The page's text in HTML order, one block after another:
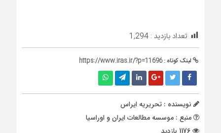
تعداد بازدید : 1,294
لینک کوتاه :https://www.iras.ir/?p=11696
نویسنده : تحریریه ایراس
منبع : موسسه مطالعات ایران و اوراسیا